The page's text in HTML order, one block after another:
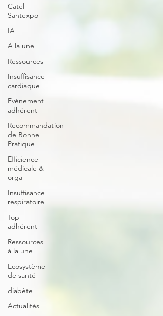
Catel
Santexpo
IA
A la une
Ressources
Insuffisance
cardiaque
Evénement
adhérent
Recommandation
de Bonne
Pratique
Efficience
médicale &
orga
Insuffisance
respiratoire
Top
adhérent
Ressources
à la une
Ecosystème
de santé
diabète
Actualités